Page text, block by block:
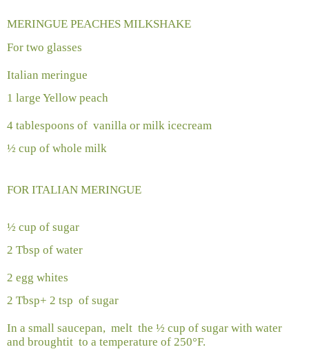
MERINGUE PEACHES MILKSHAKE
For two glasses
Italian meringue
1 large Yellow peach
4 tablespoons of vanilla or milk icecream
½ cup of whole milk
FOR ITALIAN MERINGUE
½ cup of sugar
2 Tbsp of water
2 egg whites
2 Tbsp+ 2 tsp of sugar
In a small saucepan, melt the ½ cup of sugar with water
and broughtit to a temperature of 250°F.